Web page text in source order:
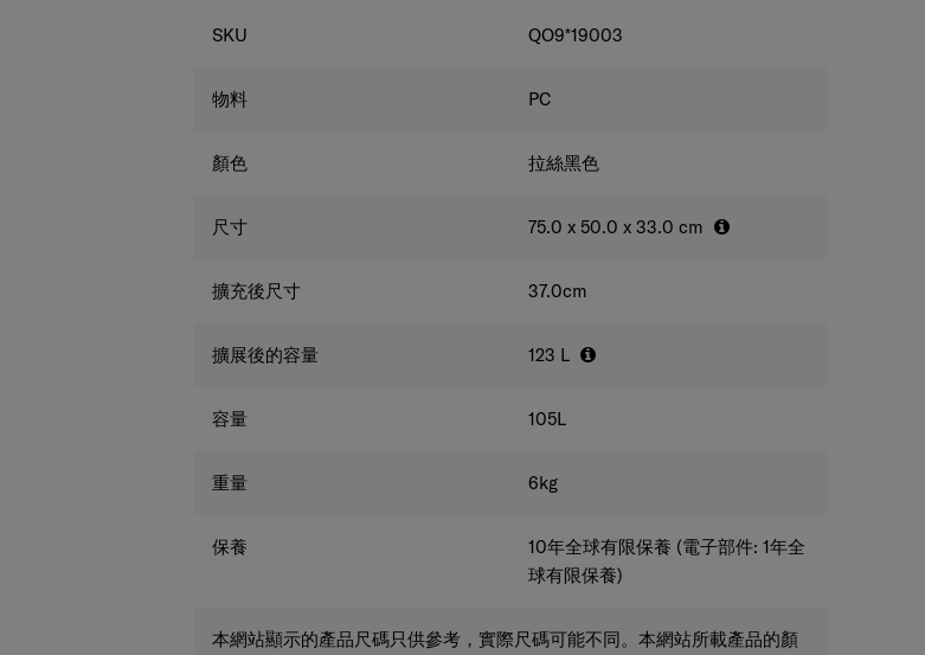
規格
SKU QO9*19003
物料 PC
顏色 拉絲黑色
尺寸 75.0 x 50.0 x 33.0 cm
擴充後尺寸 37.0cm
擴展後的容量 123 L
容量 105L
重量 6kg
保養
10年全球有限保養 (電子部件: 1年全
球有限保養)
本網站顯示的產品尺碼只供參考，實際尺碼可能不同。本網站所載產品的顏